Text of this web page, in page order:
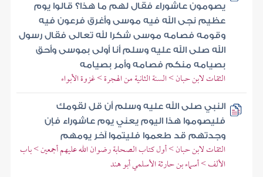
يصومون عاشوراء فقال لهم ما هذا؟ قالوا يوم
عظيم نجى الله فيه موسى وأغرق فرعون فيه
وقومه فصامه موسى شكرا لله تعالى فقال رسول
الله صلى الله عليه وسلم أنا أولى بموسى وأحق
بصيامه منكم فصامه وأمر بصيامه
الثقات لابن حبان > السنة الثانية من الهجرة > غزوة الأبواء
النبي صلى الله عليه وسلم أن قل لقومك
فليصوموا هذا اليوم يعني يوم عاشوراء فإن
وجدتهم قد طعموا فليتموا آخر يومهم
الثقات لابن حبان > أول كتاب الصحابة رضوان الله عليهم أجمعين > باب
الألف > أسماء بن حارثة الأسلمي أبو هند